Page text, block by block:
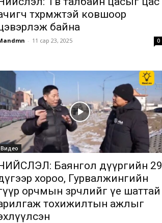
төхөөрөмжтэй ковшоор
байна
- 11 сар 23, 2025 0
Видео
Баянгол дүүргийн 29
хороо, Гурвалжингийн
орчмын зөрчлийг үе шаттай
тохижилтын ажлыг